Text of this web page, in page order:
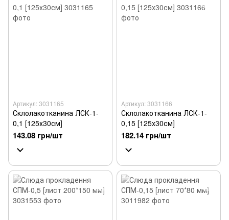
Артикул: 3031165
Склолакотканина ЛСК-1-
0,1 [125х30см]
143.08 грн/шт
Артикул: 3031166
Склолакотканина ЛСК-1-
0,15 [125х30см]
182.14 грн/шт